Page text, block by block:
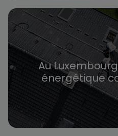
Au
énergétique